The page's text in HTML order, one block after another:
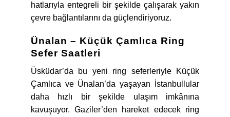
hatlarıyla entegreli bir şekilde çalışarak yakın
çevre bağlantılarını da güçlendiriyoruz.
Ünalan – Küçük Çamlıca Ring
Sefer Saatleri
Üsküdar’da bu yeni ring seferleriyle Küçük
Çamlıca ve Ünalan’da yaşayan İstanbullular
daha hızlı bir şekilde ulaşım imkânına
kavuşuyor. Gaziler’den hareket edecek ring